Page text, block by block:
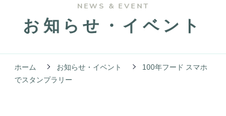
NEWS & EVENT
お知らせ・イベント
ホーム お知らせ・イベント
100年フード スマホ
でスタンプラリー